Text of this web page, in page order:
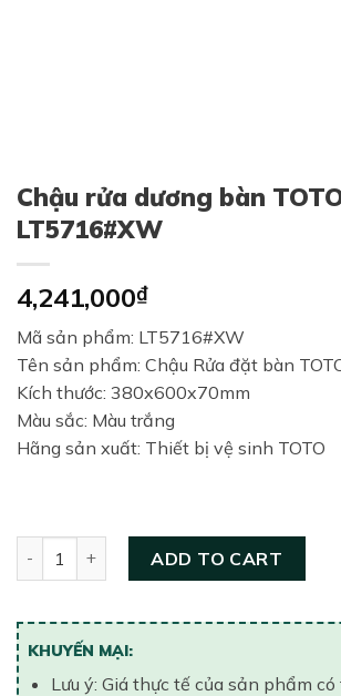
Chậu rửa dương bàn
LT5716#XW
4,241,000₫
Mã sản phẩm: LT5716#XW
Tên sản phẩm: Chậu Rửa đặt bàn
Kích thước: 380x600x70mm
Màu sắc: Màu trắng
Hãng sản xuất: Thiết bị vệ sinh TOTO
ADD TO CART
KHUYẾN MẠI:
Lưu ý: Giá thực tế của sản phẩm